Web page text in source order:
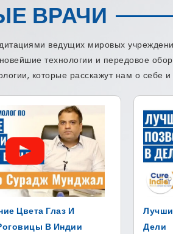
ВРАЧИ
ведущих мировых
технологии и передовое
которые расскажут нам о себе
Позвоночника В
AMS